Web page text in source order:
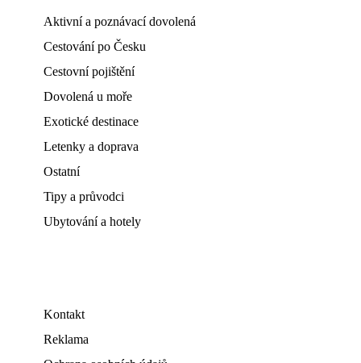
Aktivní a poznávací dovolená
Cestování po Česku
Cestovní pojištění
Dovolená u moře
Exotické destinace
Letenky a doprava
Ostatní
Tipy a průvodci
Ubytování a hotely
Kontakt
Reklama